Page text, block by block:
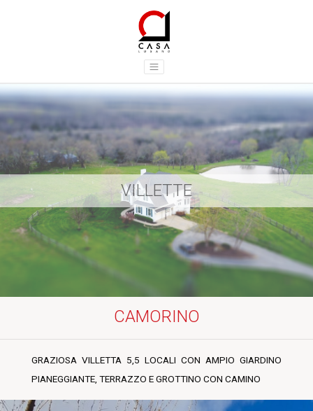
VILLETTE
CAMORINO
GRAZIOSA VILLETTA 5,5 LOCALI CON AMPIO GIARDINO
PIANEGGIANTE, TERRAZZO E GROTTINO CON CAMINO